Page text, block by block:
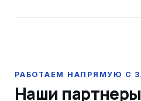
Наши партнеры